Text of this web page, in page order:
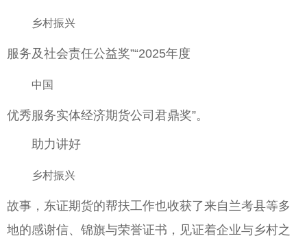
乡村振兴
服务及社会责任公益奖”“2025年度
中国
优秀服务实体经济期货公司君鼎奖”。
助力讲好
乡村振兴
故事，东证期货的帮扶工作也收获了来自兰考县等多
地的感谢信、锦旗与荣誉证书，见证着企业与乡村之